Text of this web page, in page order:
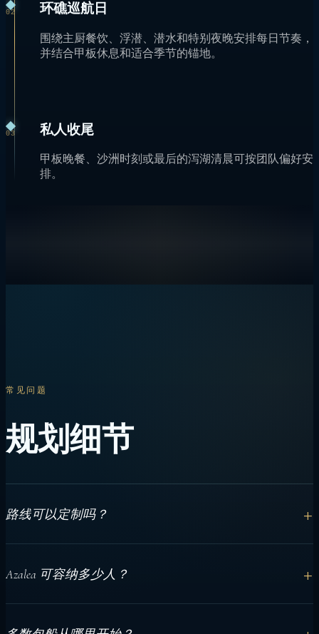
02 环礁巡航日
围绕主厨餐饮、浮潜、潜水和特别夜晚安排每日节奏，
并结合甲板休息和适合季节的锚地。
03 私人收尾
甲板晚餐、沙洲时刻或最后的泻湖清晨可按团队偏好安
排。
常见问题
规划细节
路线可以定制吗？ +
Azalea 可容纳多少人？ +